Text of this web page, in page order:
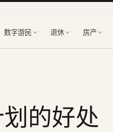
数字游民 退休 房产
的好处